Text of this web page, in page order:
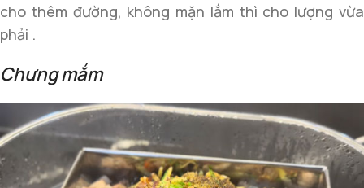
cho thêm đường, không mặn lắm thì cho lượng vừa
phải .
Chưng mắm